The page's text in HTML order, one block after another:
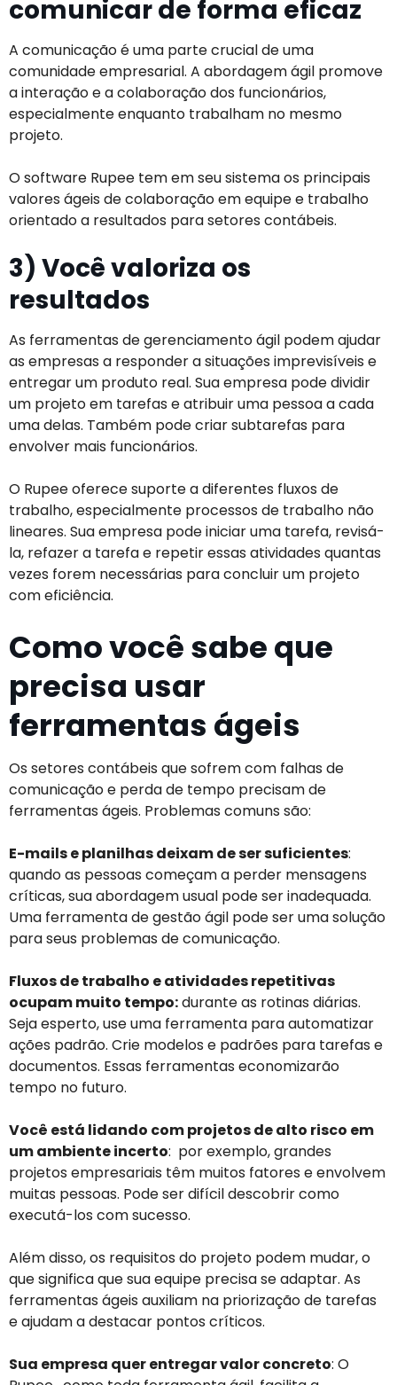
comunicar de forma eficaz
A comunicação é uma parte crucial de uma
comunidade empresarial. A abordagem ágil promove
a interação e a colaboração dos funcionários,
especialmente enquanto trabalham no mesmo
projeto.
O software Rupee tem em seu sistema os principais
valores ágeis de colaboração em equipe e trabalho
orientado a resultados para setores contábeis.
3) Você valoriza os
resultados
As ferramentas de gerenciamento ágil podem ajudar
as empresas a responder a situações imprevisíveis e
entregar um produto real. Sua empresa pode dividir
um projeto em tarefas e atribuir uma pessoa a cada
uma delas. Também pode criar subtarefas para
envolver mais funcionários.
O Rupee oferece suporte a diferentes fluxos de
trabalho, especialmente processos de trabalho não
lineares. Sua empresa pode iniciar uma tarefa, revisá-
la, refazer a tarefa e repetir essas atividades quantas
vezes forem necessárias para concluir um projeto
com eficiência.
Como você sabe que
precisa usar
ferramentas ágeis
Os setores contábeis que sofrem com falhas de
comunicação e perda de tempo precisam de
ferramentas ágeis. Problemas comuns são:
E-mails e planilhas deixam de ser suficientes:
quando as pessoas começam a perder mensagens
críticas, sua abordagem usual pode ser inadequada.
Uma ferramenta de gestão ágil pode ser uma solução
para seus problemas de comunicação.
Fluxos de trabalho e atividades repetitivas
ocupam muito tempo:durante as rotinas diárias.
Seja esperto, use uma ferramenta para automatizar
ações padrão. Crie modelos e padrões para tarefas e
documentos. Essas ferramentas economizarão
tempo no futuro.
Você está lidando com projetos de alto risco em
um ambiente incerto: por exemplo, grandes
projetos empresariais têm muitos fatores e envolvem
muitas pessoas. Pode ser difícil descobrir como
executá-los com sucesso.
Além disso, os requisitos do projeto podem mudar, o
que significa que sua equipe precisa se adaptar. As
ferramentas ágeis auxiliam na priorização de tarefas
e ajudam a destacar pontos críticos.
Sua empresa quer entregar valor concreto: O